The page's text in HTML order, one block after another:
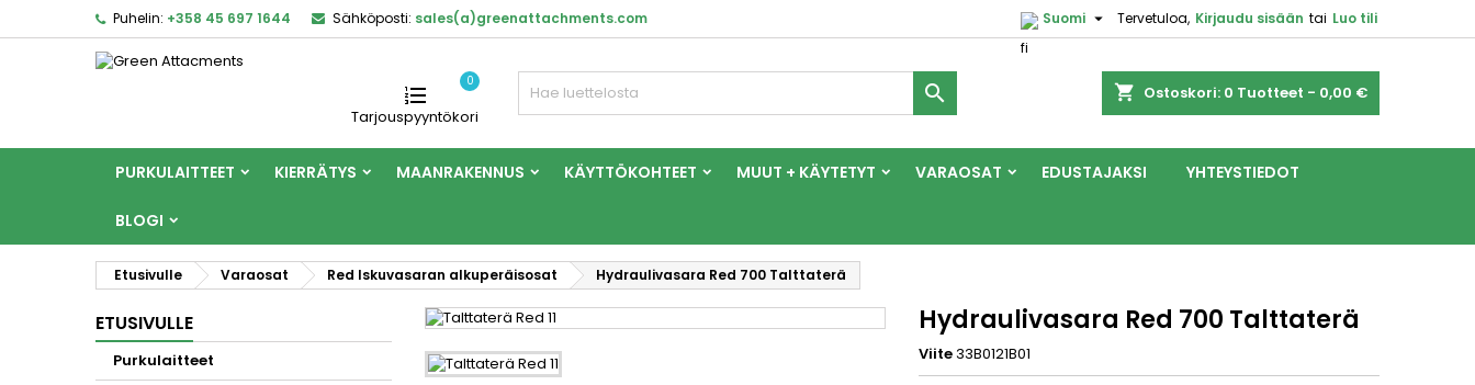
Puhelin: +358 45 697 1644 Sähköposti: sales(a)greenattachments.com Tervetuloa, Kirjaudu sisään tai Luo tili
Suomi 
shopping_cart Ostoskori: 0 Tuotteet - 0,00 €

Tarjouspyyntökori
0
PURKULAITTEET KIERRÄTYS MAANRAKENNUS KÄYTTÖKOHTEET MUUT + KÄYTETYT VARAOSAT EDUSTAJAKSI YHTEYSTIEDOT
BLOGI
Etusivulle Varaosat Red Iskuvasaran alkuperäisosat Hydraulivasara Red 700 Talttaterä
ETUSIVULLE
Purkulaitteet
Hydraulivasara Red 700 Talttaterä
Viite33B0121B01